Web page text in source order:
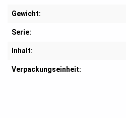
Gewicht:
Serie:
Inhalt:
Verpackungseinheit: